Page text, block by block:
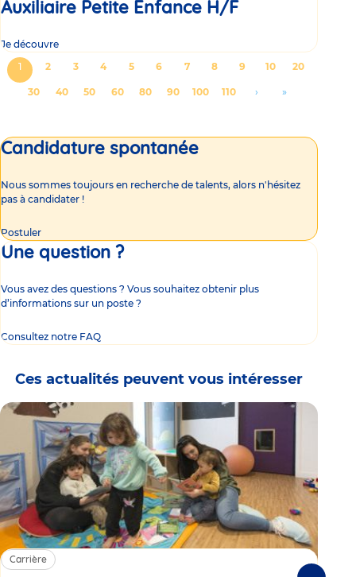
Auxiliaire Petite Enfance H/F
Je découvre
Pagination
Page
courante
1 Page
2 Page
3 Page
4 Page
5 Page
6 Page
7 Page
8 Page
9 Page
10 Page
20
Page
30 Page
40 Page
50 Page
60 Page
80 Page
90 Page
100 Page
110
Aller
›
Aller
dernière
»
Candidature spontanée
Nous sommes toujours en recherche de talents, alors n'hésitez
pas à candidater !
Postuler
Une question ?
Vous avez des questions ? Vous souhaitez obtenir plus
d’informations sur un poste ?
Consultez notre FAQ
Ces actualités peuvent vous intéresser
Carrière